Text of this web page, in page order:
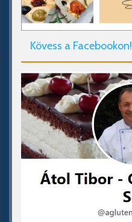
Kövess a Facebookon!